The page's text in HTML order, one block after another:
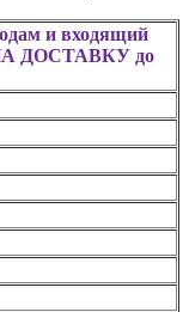
и входящий
ДОСТАВКУ до